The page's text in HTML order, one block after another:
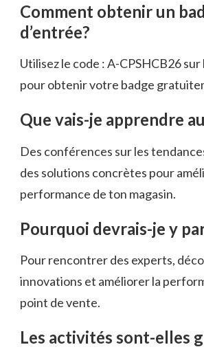
Comment obtenir un
d’entrée?
Utilisez le code : A-CPSHCB26
pour obtenir votre badge
Que vais-je apprendre
Des conférences sur les
des solutions concrètes pour
performance de ton magasin.
Pourquoi devrais-je y
Pour rencontrer des experts,
innovations et améliorer la
point de vente.
Les activités sont-elles